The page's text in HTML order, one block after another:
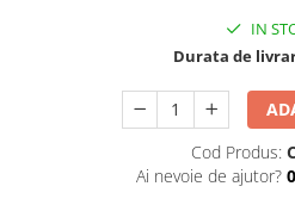
IN
Durata de
Cod Produs:
Ai nevoie de ajutor?